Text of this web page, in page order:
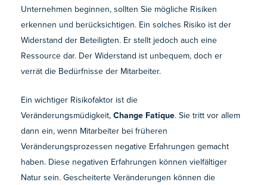
Unternehmen beginnen, sollten Sie mögliche Risiken
erkennen und berücksichtigen. Ein solches Risiko ist der
Widerstand der Beteiligten. Er stellt jedoch auch eine
Ressource dar. Der Widerstand ist unbequem, doch er
verrät die Bedürfnisse der Mitarbeiter.
Ein wichtiger Risikofaktor ist die
Veränderungsmüdigkeit,Change Fatique. Sie tritt vor allem
dann ein, wenn Mitarbeiter bei früheren
Veränderungsprozessen negative Erfahrungen gemacht
haben. Diese negativen Erfahrungen können vielfältiger
Natur sein. Gescheiterte Veränderungen können die